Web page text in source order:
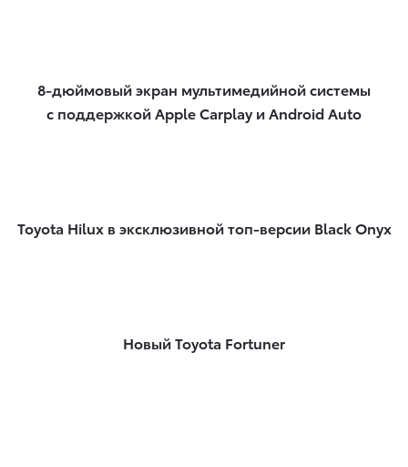
8-дюймовый экран мультимедийной системы
с поддержкой Apple Carplay и Android Auto
Toyota Hilux в эксклюзивной топ-версии Black Onyx
Новый Toyota Fortuner